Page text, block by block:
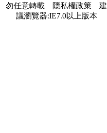
勿任意轉載 隱私權政策 建
議瀏覽器:IE7.0以上版本